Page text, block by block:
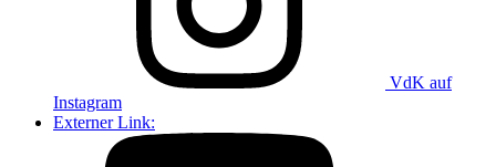
VdK auf
Instagram
Externer Link: